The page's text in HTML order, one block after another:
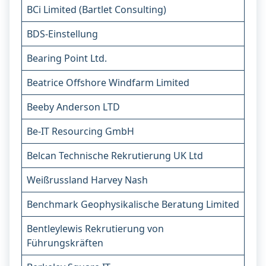
BCi Limited (Bartlet Consulting)
BDS-Einstellung
Bearing Point Ltd.
Beatrice Offshore Windfarm Limited
Beeby Anderson LTD
Be-IT Resourcing GmbH
Belcan Technische Rekrutierung UK Ltd
Weißrussland Harvey Nash
Benchmark Geophysikalische Beratung Limited
Bentleylewis Rekrutierung von
Führungskräften